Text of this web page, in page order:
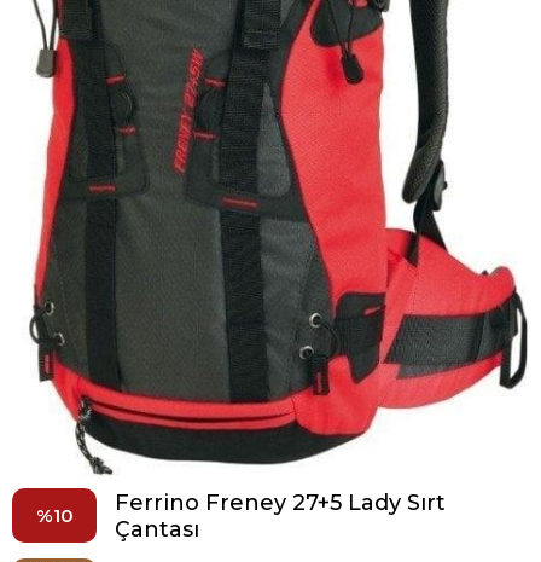
10
Ferrino Freney 27+5 Lady Sırt
Çantası